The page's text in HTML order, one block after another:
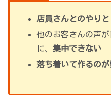
店員さんとのやりと
他のお客さんの声
に、集中できない
落ち着いて作るの